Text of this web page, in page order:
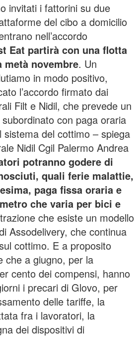
invitati i fattorini su due
del cibo a domicilio
nell’accordo
Eat partirà con una flotta
novembre. Un
in modo positivo,
l’accordo firmato dai
Filt e Nidil, che prevede un
con paga oraria
sistema del cottimo – spiega
Nidil Cgil Palermo Andrea
potranno godere di
quali ferie malattie,
paga fissa oraria e
che varia per bici e
che esiste un modello
Assodelivery, che continua
cottimo. E a proposito
che a giugno, per la
cento dei compensi, hanno
i precari di Glovo, per
delle tariffe, la
fra i lavoratori, la
dei dispositivi di